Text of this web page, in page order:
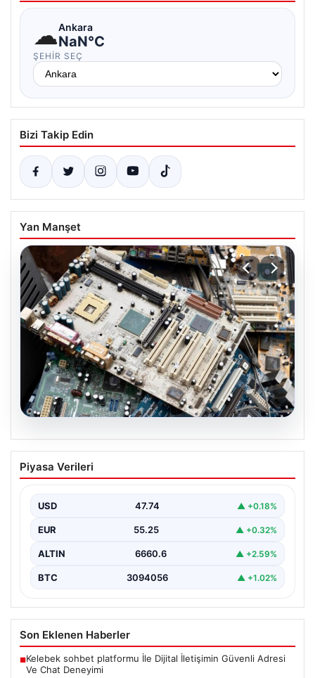
☁Ankara
NaN°C
ŞEHIR SEÇ
Bizi Takip Edin
Yan Manşet
08.08.2026
Kurumsal Elektronik Dönüşümü ve
Sürdürülebilir Hizmetleri
şirketler altyapı parklarını sürekli aralıklarla
yenilemektedir. Söz konusu yenileme süreçlerinde…
Piyasa Verileri
USD 47.74 ▲ +0.18%
EUR 55.25 ▲ +0.32%
ALTIN 6660.6 ▲ +2.59%
BTC 3094056 ▲ +1.02%
Son Eklenen Haberler
■Kelebek sohbet platformu İle Dijital İletişimin Güvenli Adresi
Ve Chat Deneyimi